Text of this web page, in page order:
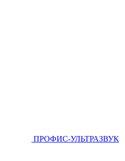
ПРОФИС-УЛЬТРАЗВУК